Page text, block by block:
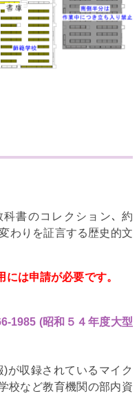
書のコレクション､ 約
わりを証言する歴史的文
は申請が必要です。
1985 (昭和５４年度大型
が収録されているマイク
校など教育機関の部内資